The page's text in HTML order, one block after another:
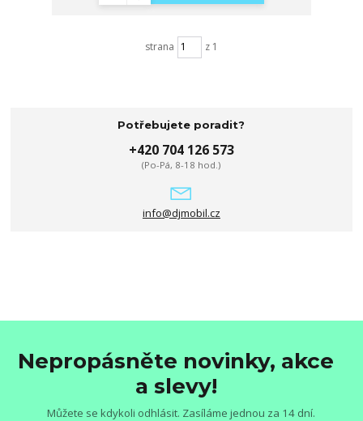
strana z 1
Potřebujete poradit?
+420 704 126 573
(Po-Pá, 8-18 hod.)
info@djmobil.cz
Nepropásněte novinky, akce
a slevy!
Můžete se kdykoli odhlásit. Zasíláme jednou za 14 dní.